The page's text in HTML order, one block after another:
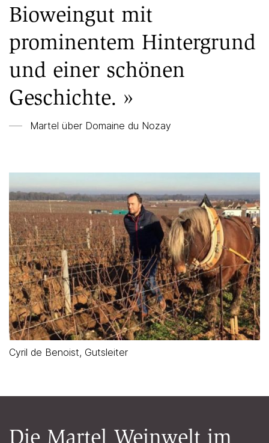
Bioweingut mit
prominentem Hintergrund
und einer schönen
Geschichte. »
Martel über Domaine du Nozay
Cyril de Benoist, Gutsleiter
Die Martel Weinwelt im